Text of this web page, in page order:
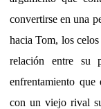
convertirse en una
hacia Tom, los
relación entre su
enfrentamiento que
con un viejo rival